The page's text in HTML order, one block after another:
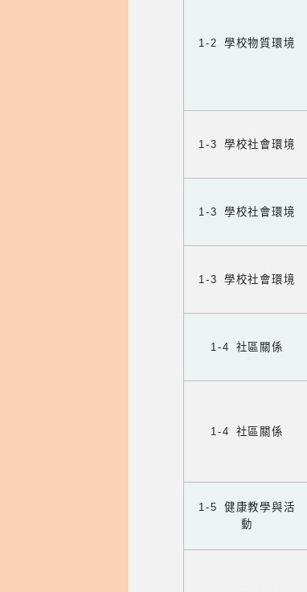
1-2 學校物質環境
1-3 學校社會環境
1-3 學校社會環境
1-3 學校社會環境
1-4 社區關係
1-4 社區關係
1-5 健康教學與活
動